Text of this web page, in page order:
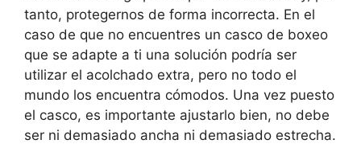
tanto, protegernos de forma incorrecta. En el
caso de que no encuentres un casco de boxeo
que se adapte a ti una solución podría ser
utilizar el acolchado extra, pero no todo el
mundo los encuentra cómodos. Una vez puesto
el casco, es importante ajustarlo bien, no debe
ser ni demasiado ancha ni demasiado estrecha.